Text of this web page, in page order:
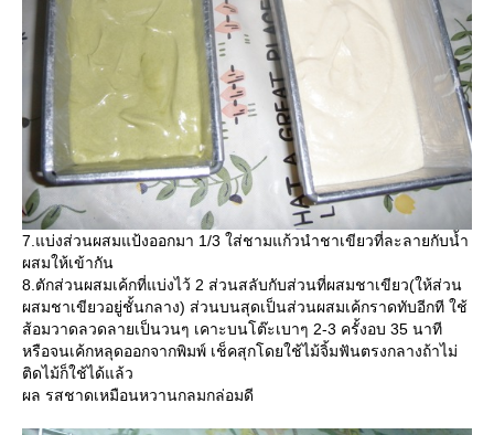
7.แบ่งส่วนผสมแป้งออกมา 1/3 ใส่ชามแก้วนำชาเขียวที่ละลายกับน้ำ
ผสมให้เข้ากัน
8.ตักส่วนผสมเค้กที่แบ่งไว้ 2 ส่วนสลับกับส่วนที่ผสมชาเขียว(ให้ส่วน
ผสมชาเขียวอยู่ชั้นกลาง) ส่วนบนสุดเป็นส่วนผสมเค้กราดทับอีกที ใช้
ส้อมวาดลวดลายเป็นวนๆ เคาะบนโต๊ะเบาๆ 2-3 ครั้งอบ 35 นาที
หรือจนเค้กหลุดออกจากพิมพ์ เช็คสุกโดยใช้ไม้จิ้มฟันตรงกลางถ้าไม่
ติดไม้ก็ใช้ได้แล้ว
ผล รสชาดเหมือนหวานกลมกล่อมดี